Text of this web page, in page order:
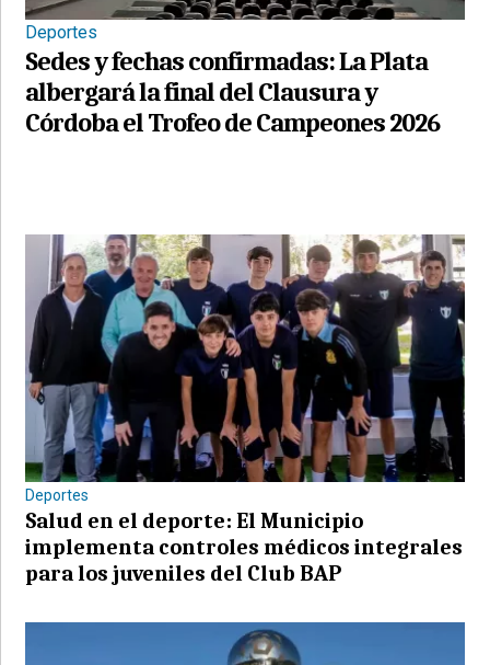
Deportes
Sedes y fechas confirmadas: La Plata
albergará la final del Clausura y
Córdoba el Trofeo de Campeones 2026
Deportes
Salud en el deporte: El Municipio
implementa controles médicos integrales
para los juveniles del Club BAP